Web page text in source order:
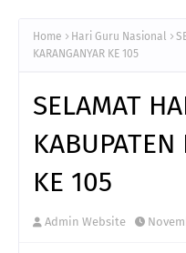
Home Hari Guru Nasional
KARANGANYAR KE 105
SELAMAT
KABUPATEN
KE 105
Admin Website